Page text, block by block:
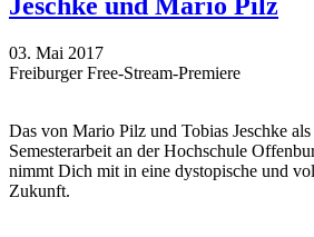
03. Mai 2017
Freiburger Free-Stream-Premiere
Das von Mario Pilz und Tobias Jeschke
Semesterarbeit an der Hochschule
nimmt Dich mit in eine dystopische und
Zukunft.